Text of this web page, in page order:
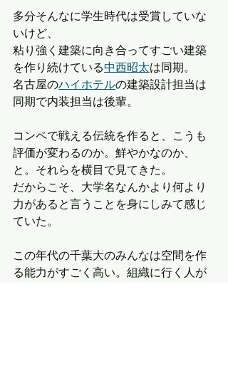
多分そんなに学生時代は受賞していな
いけど、
粘り強く建築に向き合ってすごい建築
を作り続けている中西昭太は同期。
名古屋のハイホテルの建築設計担当は
同期で内装担当は後輩。
コンペで戦える伝統を作ると、こうも
評価が変わるのか。鮮やかなのか、
と。それらを横目で見てきた。
だからこそ、大学名なんかより何より
力があると言うことを身にしみて感じ
ていた。
この年代の千葉大のみんなは空間を作
る能力がすごく高い。組織に行く人が